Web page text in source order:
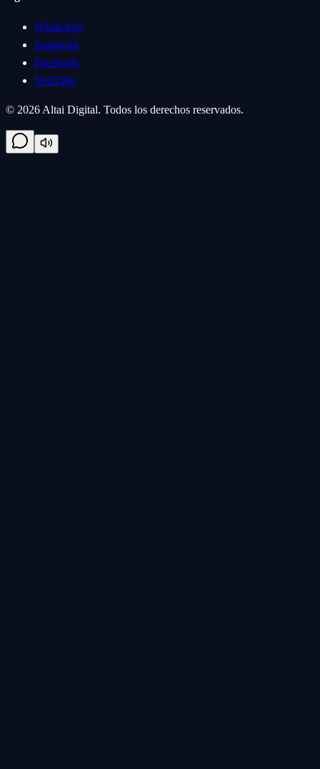
WhatsApp
Instagram
Facebook
YouTube
© 2026 Altai Digital. Todos los derechos reservados.